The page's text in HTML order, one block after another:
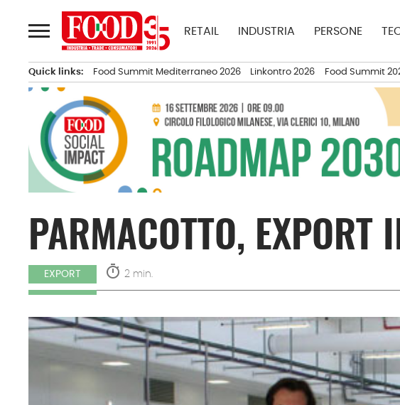
al
contenuto
RETAIL INDUSTRIA PERSONE
Quick links: Food Summit Mediterraneo 2026 Linkontro 2026 Food Summit
PARMACOTTO, EXPORT
EXPORT timer 2 min.